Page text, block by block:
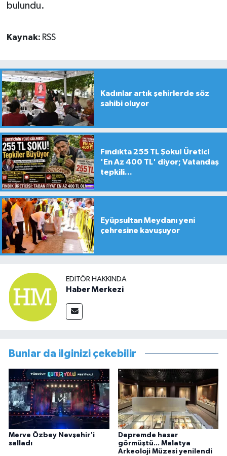
bulundu.
Kaynak: RSS
Kadınlar artık şehirlerde söz
sahibi oluyor
Fındıkta 255 TL Şoku! Üretici
'En Az 400 TL' diyor; Vatandaş
tepkili...
Eyüpsultan Meydanı yeni
çehresine kavuşuyor
EDITÖR HAKKINDA
Haber Merkezi
Bunlar da ilginizi çekebilir
Merve Özbey Nevşehir'i
salladı
Depremde hasar
görmüştü... Malatya
Arkeoloji Müzesi yenilendi